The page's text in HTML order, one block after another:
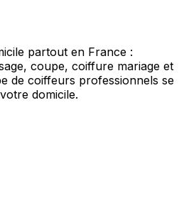
partout en France :
coupe, coiffure mariage et
de coiffeurs professionnels se
domicile.